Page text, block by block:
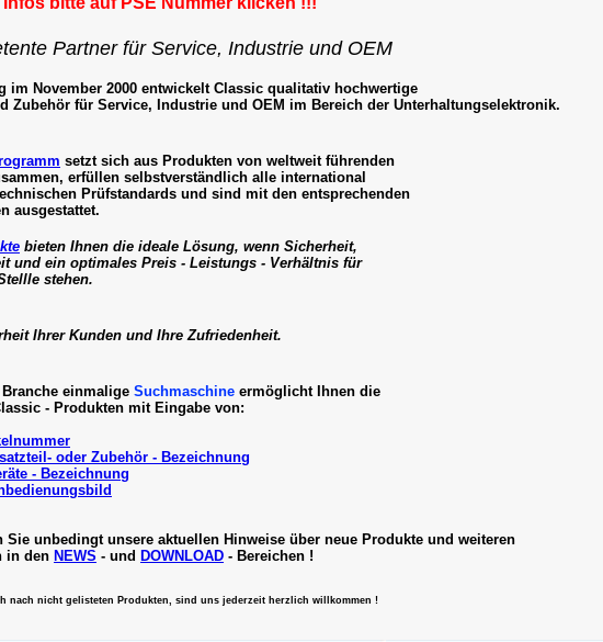
Partner für Service, Industrie und OEM
im November 2000 entwickelt Classic qualitativ hochwertige
Zubehör für Service, Industrie und OEM im Bereich der Unterhaltungselektronik.
setzt sich aus Produkten von weltweit führenden
erfüllen selbstverständlich alle international
Prüfstandards und sind mit den entsprechenden
ausgestattet.
bieten Ihnen die ideale Lösung, wenn Sicherheit,
und ein optimales Preis - Leistungs - Verhältnis für
stehen.
Ihrer Kunden und Ihre Zufriedenheit.
einmalige Suchmaschine ermöglicht Ihnen die
- Produkten mit Eingabe von:
oder Zubehör - Bezeichnung
- Bezeichnung
Sie unbedingt unsere aktuellen Hinweise über neue Produkte und weiteren
in den NEWS - und DOWNLOAD - Bereichen !
nach nicht gelisteten Produkten, sind uns jederzeit herzlich willkommen !